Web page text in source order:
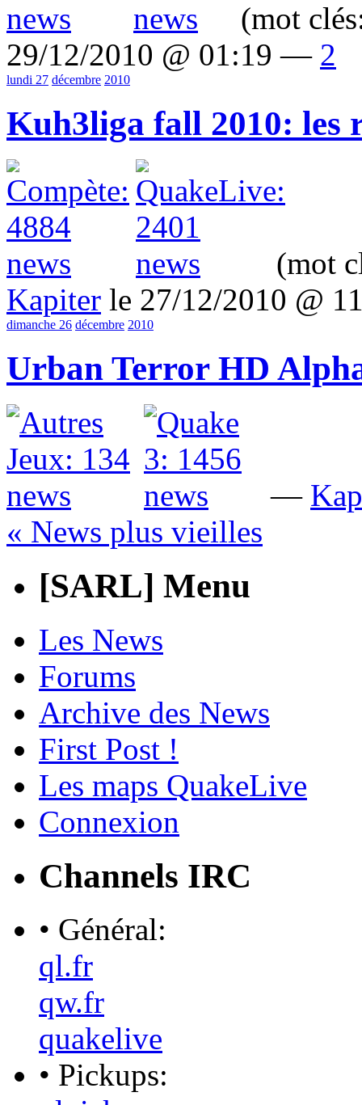
(mot
29/12/2010 @ 01:19 — 2
lundi 27 décembre 2010
Kuh3liga fall 2010: les
(mot
Kapiter le 27/12/2010 @
dimanche 26 décembre 2010
Urban Terror HD
—
« News plus vieilles
[SARL] Menu
Les News
Forums
Archive des News
First Post !
Les maps QuakeLive
Connexion
Channels IRC
• Général:
ql.fr
qw.fr
quakelive
• Pickups: